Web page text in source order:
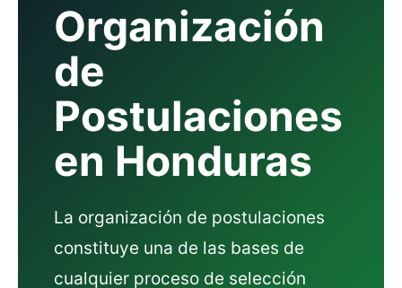
Organización
de
Postulaciones
en Honduras
La organización de postulaciones
constituye una de las bases de
cualquier proceso de selección